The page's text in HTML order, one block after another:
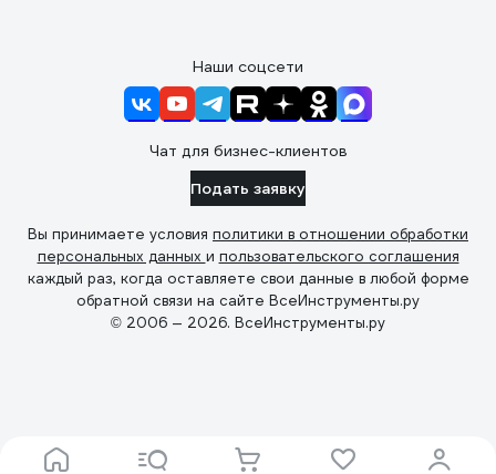
Наши соцсети
Чат для бизнес-клиентов
Подать заявку
Вы принимаете условия политики в отношении обработки
персональных данных и пользовательского соглашения
каждый раз, когда оставляете свои данные в любой форме
обратной связи на сайте ВсеИнструменты.ру
© 2006 — 2026. ВсеИнструменты.ру